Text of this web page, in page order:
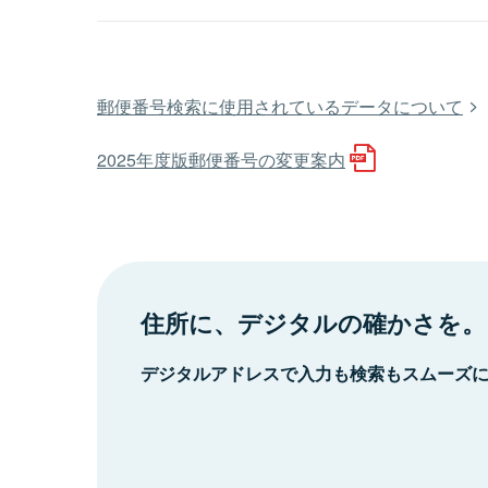
郵便番号検索に使用されているデータについて
2025年度版郵便番号の変更案内
住所に、デジタルの確かさを。
デジタルアドレスで入力も検索もスムーズ